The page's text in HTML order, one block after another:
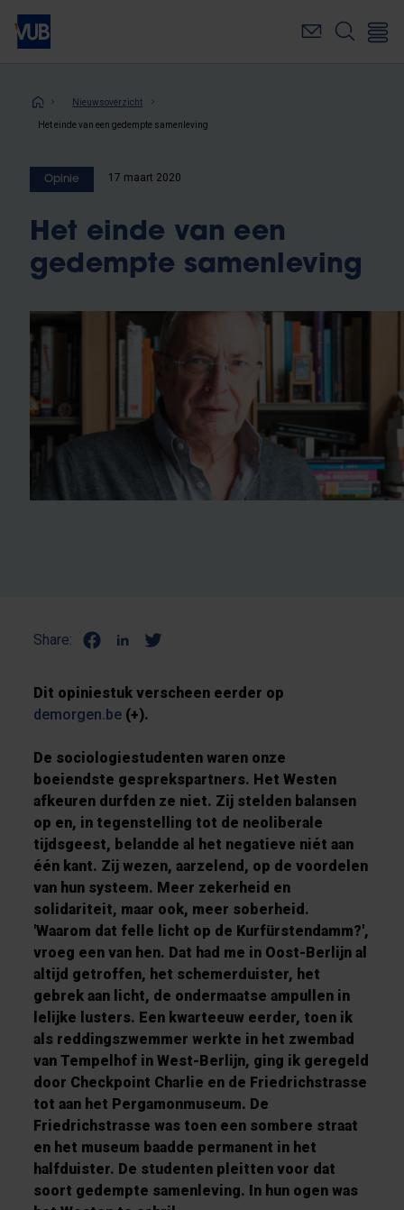
Overslaan
naar
inhoudKruimelpad
Nieuwsoverzicht
Het einde van een gedempte samenleving
Opinie 17 maart 2020
Het einde van een
gedempte samenleving
Share:
Dit opiniestuk verscheen eerder op
demorgen.be (+).
De sociologiestudenten waren onze
boeiendste gesprekspartners. Het Westen
afkeuren durfden ze niet. Zij stelden balansen
op en, in tegenstelling tot de neoliberale
tijdsgeest, belandde al het negatieve niét aan
één kant. Zij wezen, aarzelend, op de voordelen
van hun systeem. Meer zekerheid en
solidariteit, maar ook, meer soberheid.
'Waarom dat felle licht op de Kurfürstendamm?',
vroeg een van hen. Dat had me in Oost-Berlijn al
altijd getroffen, het schemerduister, het
gebrek aan licht, de ondermaatse ampullen in
lelijke lusters. Een kwarteeuw eerder, toen ik
als reddingszwemmer werkte in het zwembad
van Tempelhof in West-Berlijn, ging ik geregeld
door Checkpoint Charlie en de Friedrichstrasse
tot aan het Pergamonmuseum. De
Friedrichstrasse was toen een sombere straat
en het museum baadde permanent in het
halfduister. De studenten pleitten voor dat
soort gedempte samenleving. In hun ogen was